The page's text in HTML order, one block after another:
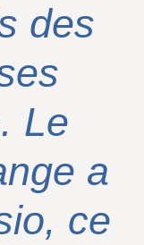
des
Le
a
ce